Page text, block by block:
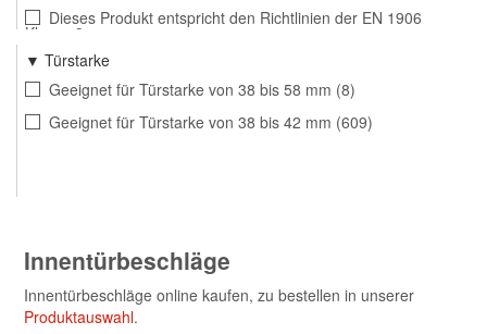
Dieses Produkt entspricht den Richtlinien der EN 1906
Klasse 3
18
DIN 18273
2
Türstarke
Geeignet für Türstarke von 38 bis 58 mm 8
Geeignet für Türstarke von 38 bis 42 mm 609
Innentürbeschläge
Innentürbeschläge online kaufen, zu bestellen in unserer
Produktauswahl.